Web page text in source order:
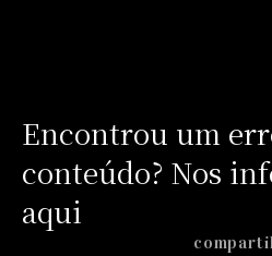
Encontrou um
conteúdo? Nos
aqui